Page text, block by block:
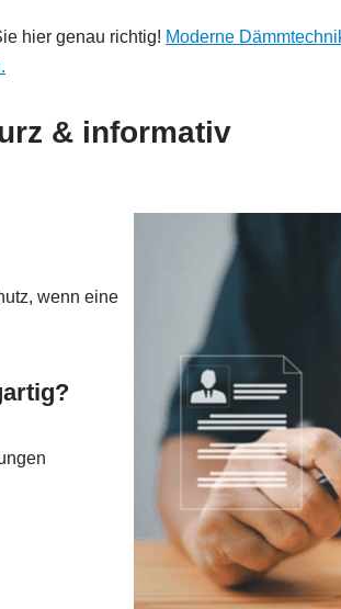
hier genau richtig! Moderne
& informativ
wenn eine